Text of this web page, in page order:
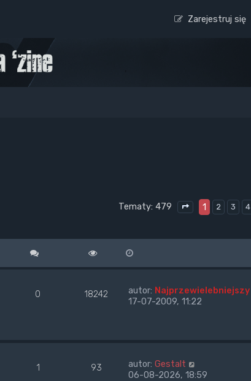
Zarejestruj się
Tematy: 479 Strona1 16
1 2 3 4
0 18242 autor: Najprzewielebniejszy
17-07-2009, 11:22
1 93 autor: Gestalt
06-08-2026, 18:59